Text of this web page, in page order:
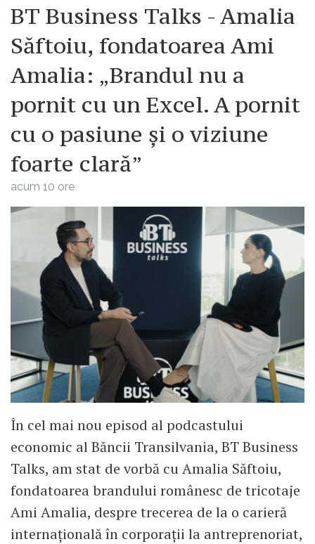
BT Business Talks - Amalia
Săftoiu, fondatoarea Ami
Amalia: „Brandul nu a
pornit cu un Excel. A pornit
cu o pasiune și o viziune
foarte clară”
acum 10 ore
În cel mai nou episod al podcastului
economic al Băncii Transilvania, BT Business
Talks, am stat de vorbă cu Amalia Săftoiu,
fondatoarea brandului românesc de tricotaje
Ami Amalia, despre trecerea de la o carieră
internațională în corporații la antreprenoriat,